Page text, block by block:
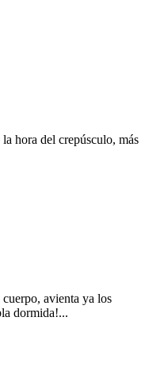
hora del crepúsculo, más
avienta ya los
dormida!...